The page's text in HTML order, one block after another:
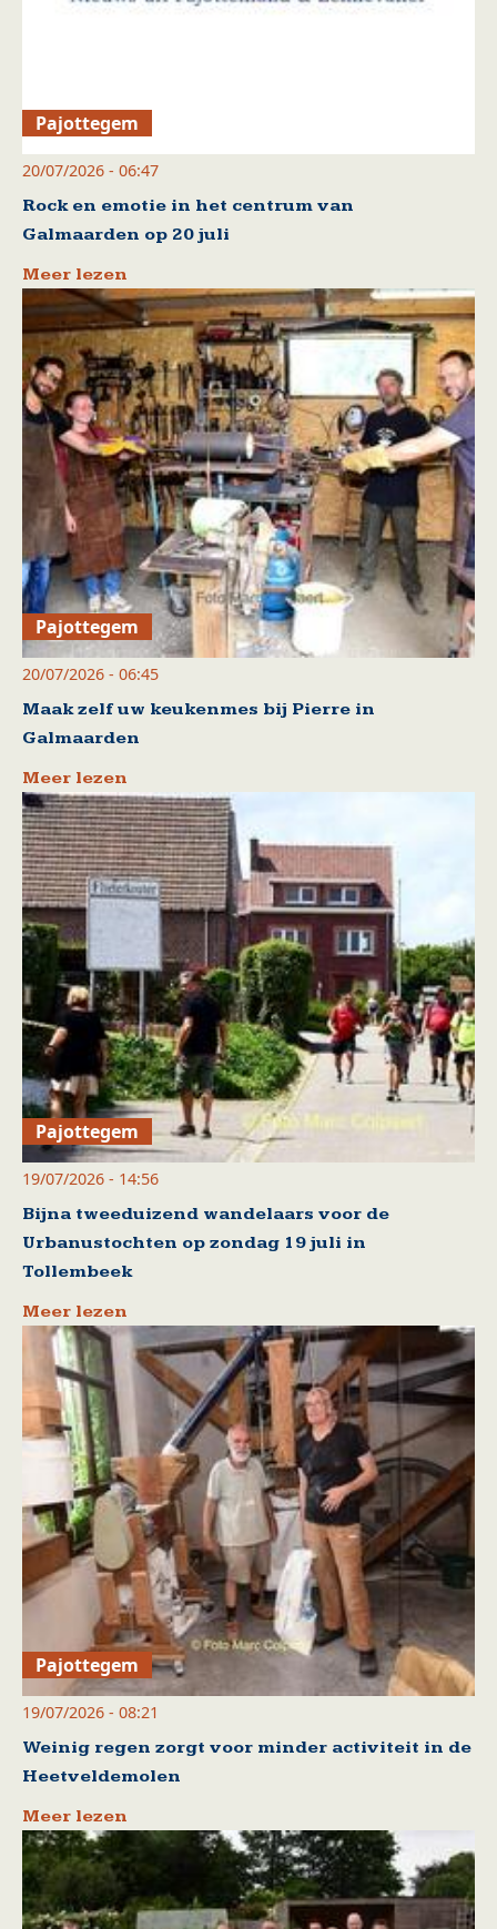
Pajottegem
20/07/2026 - 06:47
Rock en emotie in het centrum van
Galmaarden op 20 juli
Meer lezen
Pajottegem
20/07/2026 - 06:45
Maak zelf uw keukenmes bij Pierre in
Galmaarden
Meer lezen
Pajottegem
19/07/2026 - 14:56
Bijna tweeduizend wandelaars voor de
Urbanustochten op zondag 19 juli in
Tollembeek
Meer lezen
Pajottegem
19/07/2026 - 08:21
Weinig regen zorgt voor minder activiteit in de
Heetveldemolen
Meer lezen